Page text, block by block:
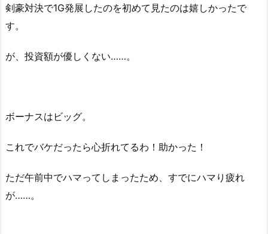
剣豪対決で1G発展したのを初めて見たのは嬉しかったで
す。
が、投資額が優しくない……。
ボーナスはビッグ。
これでバケだったら心折れてるわ！助かった！
ただ午前中でハマってしまったため、すでにハマり疲れ
が……。